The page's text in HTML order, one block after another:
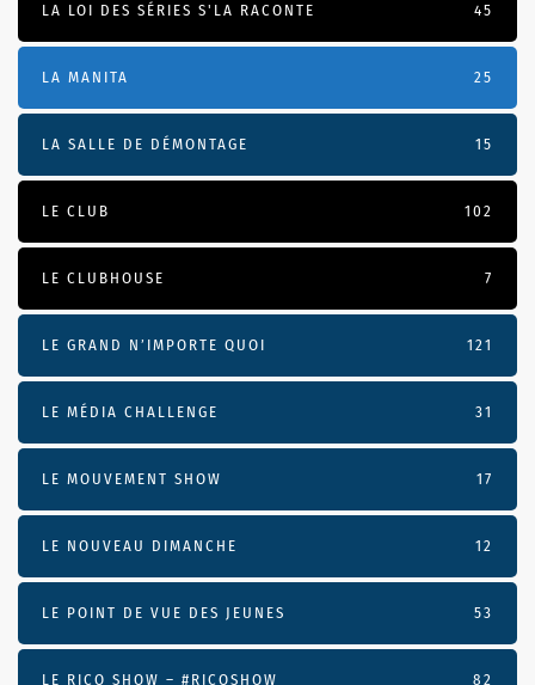
LA LOI DES SÉRIES S'LA RACONTE 45
LA MANITA 25
LA SALLE DE DÉMONTAGE 15
LE CLUB 102
LE CLUBHOUSE 7
LE GRAND N’IMPORTE QUOI 121
LE MÉDIA CHALLENGE 31
LE MOUVEMENT SHOW 17
LE NOUVEAU DIMANCHE 12
LE POINT DE VUE DES JEUNES 53
LE RICO SHOW – #RICOSHOW 82